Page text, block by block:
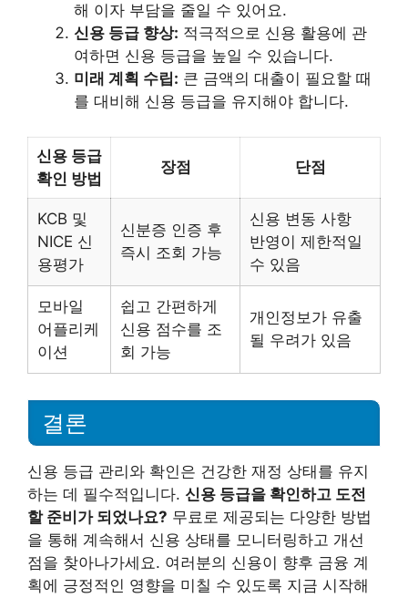
해 이자 부담을 줄일 수 있어요.
신용 등급 향상: 적극적으로 신용 활용에 관
여하면 신용 등급을 높일 수 있습니다.
미래 계획 수립: 큰 금액의 대출이 필요할 때
를 대비해 신용 등급을 유지해야 합니다.
신용 등급
확인 방법
장점 단점
KCB 및
NICE 신
용평가
신분증 인증 후
즉시 조회 가능
신용 변동 사항
반영이 제한적일
수 있음
모바일
어플리케
이션
쉽고 간편하게
신용 점수를 조
회 가능
개인정보가 유출
될 우려가 있음
결론
신용 등급 관리와 확인은 건강한 재정 상태를 유지
하는 데 필수적입니다. 신용 등급을 확인하고 도전
할 준비가 되었나요? 무료로 제공되는 다양한 방법
을 통해 계속해서 신용 상태를 모니터링하고 개선
점을 찾아나가세요. 여러분의 신용이 향후 금융 계
획에 긍정적인 영향을 미칠 수 있도록 지금 시작해